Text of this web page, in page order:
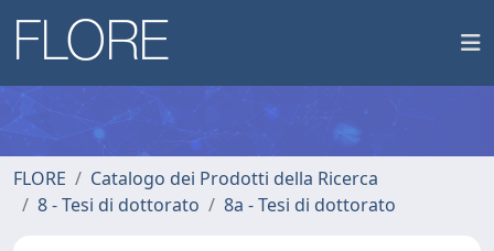
FLORE
Catalogo dei Prodotti della Ricerca
8 - Tesi di dottorato
8a - Tesi di dottorato